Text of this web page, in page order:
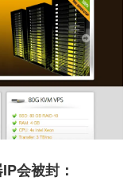
会被封：